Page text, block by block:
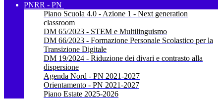
PNRR - PN
Piano Scuola 4.0 - Azione 1 - Next generation
classroom
DM 65/2023 - STEM e Multilinguismo
DM 66/2023 - Formazione Personale Scolastico per la
Transizione Digitale
DM 19/2024 - Riduzione dei divari e contrasto alla
dispersione
Agenda Nord - PN 2021-2027
Orientamento - PN 2021-2027
Piano Estate 2025-2026